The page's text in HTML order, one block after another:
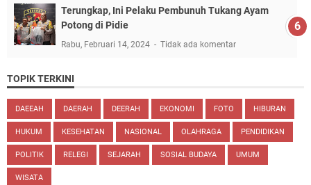
Terungkap, Ini Pelaku Pembunuh Tukang Ayam
Potong di Pidie
Rabu, Februari 14, 2024 Tidak ada komentar
TOPIK TERKINI
DAEEAH DAERAH DEERAH EKONOMI FOTO HIBURAN
HUKUM KESEHATAN NASIONAL OLAHRAGA PENDIDIKAN
POLITIK RELEGI SEJARAH SOSIAL BUDAYA UMUM
WISATA